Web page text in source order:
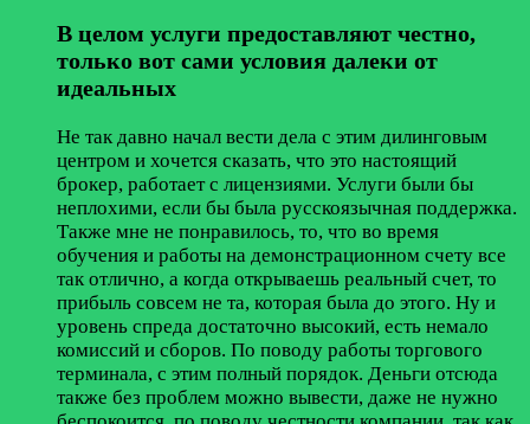
В целом услуги предоставляют честно,
только вот сами условия далеки от
идеальных
Не так давно начал вести дела с этим дилинговым
центром и хочется сказать, что это настоящий
брокер, работает с лицензиями. Услуги были бы
неплохими, если бы была русскоязычная поддержка.
Также мне не понравилось, то, что во время
обучения и работы на демонстрационном счету все
так отлично, а когда открываешь реальный счет, то
прибыль совсем не та, которая была до этого. Ну и
уровень спреда достаточно высокий, есть немало
комиссий и сборов. По поводу работы торгового
терминала, с этим полный порядок. Деньги отсюда
также без проблем можно вывести, даже не нужно